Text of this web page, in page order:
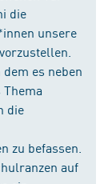
die
unsere
es neben
die
zu befassen.
auf